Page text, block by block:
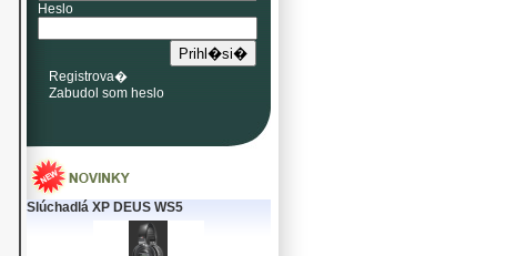
Heslo
Registrova�
Zabudol som heslo
Slúchadlá XP DEUS WS5